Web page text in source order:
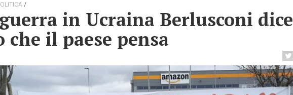
/
in Ucraina Berlusconi dice
che il paese pensa